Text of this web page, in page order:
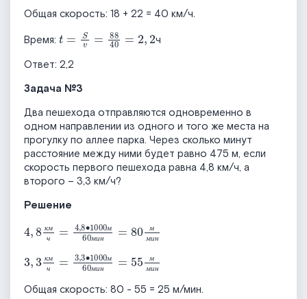
Общая скорость: 18 + 22 = 40 км/ч.
Время:
t v= 40 2
ч
Ответ: 2,2
Задача №3
Два пешехода отправляются одновременно в
одном направлении из одного и того же места на
прогулку по аллее парка. Через сколько минут
расстояние между ними будет равно 475 м, если
скорость первого пешехода равна 4,8 км/ч, а
второго – 3,3 км/ч?
Решение
км
ч
м
м и н
м
м и н
4 8км 4,8∙1000 60мин
км
ч
м
м и н
м
м и н
3 3км ,3∙1000 60мин
Общая скорость: 80 - 55 = 25 м/мин.